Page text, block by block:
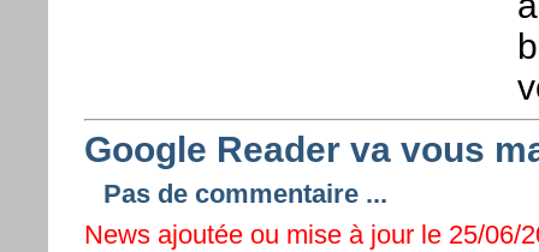
Google Reader va vous
Pas de commentaire ...
News ajoutée ou mise à jour le 25/06/